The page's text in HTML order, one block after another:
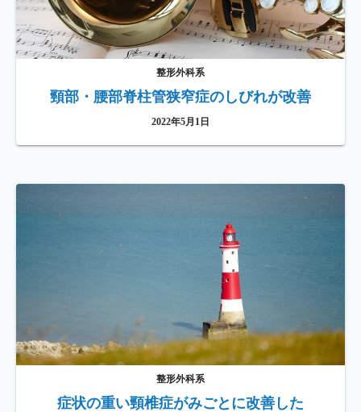
整形外科系
頸部・腰部脊柱管狭窄症のしびれが改善
2022年5月1日
整形外科系
症状の重い頸椎症がみごとに改善した